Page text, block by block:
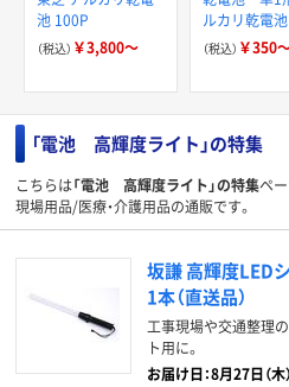
池 100P
（税込） ￥3,800～
ルカリ乾電
パッケージ
（税込） ￥350
「電池 高輝度ライト」の特集
こちらは「電池 高輝度ライト」の特集ペ
現場用品/医療・介護用品の通販です。
坂謙 高輝度LED
1本（直送品）
工事現場や交通整理
ト用に。
お届け日：8月27日（木